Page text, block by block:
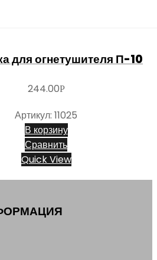
для огнетушителя П-10
244.00Р
Артикул: 11025
В корзину
Сравнить
Quick View